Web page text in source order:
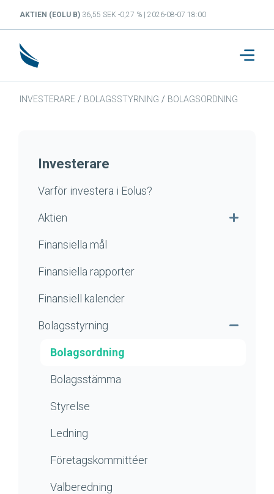
AKTIEN (EOLU B) 36,55 SEK -0,27 % | 2026-08-07 18:00
INVESTERARE / BOLAGSSTYRNING / BOLAGSORDNING
Investerare
Varför investera i Eolus?
Aktien
Finansiella mål
Finansiella rapporter
Finansiell kalender
Bolagsstyrning
Bolagsordning
Bolagsstämma
Styrelse
Ledning
Företagskommittéer
Valberedning